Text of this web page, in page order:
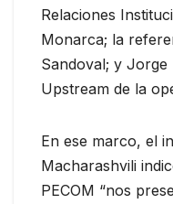
Relaciones
Monarca; la
Sandoval; y Jorge
Upstream de la
En ese marco, el
Macharashvili
PECOM “nos